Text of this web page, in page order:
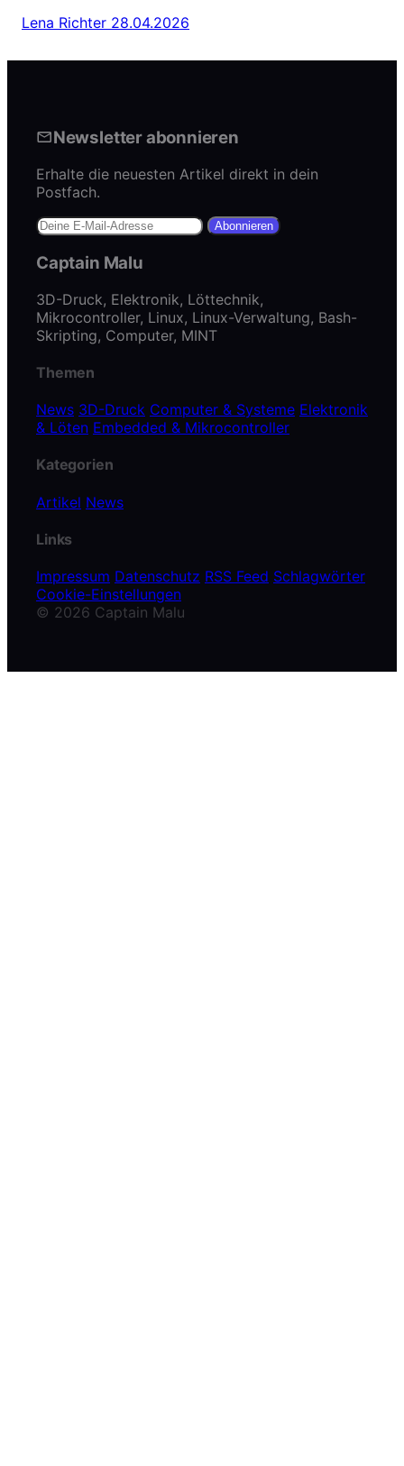
Lena Richter 28.04.2026
Newsletter abonnieren
Erhalte die neuesten Artikel direkt in dein
Postfach.
Abonnieren
Captain Malu
3D-Druck, Elektronik, Löttechnik,
Mikrocontroller, Linux, Linux-Verwaltung, Bash-
Skripting, Computer, MINT
Themen
News 3D-Druck Computer & Systeme Elektronik
& Löten Embedded & Mikrocontroller
Kategorien
Artikel News
Links
Impressum Datenschutz RSS Feed Schlagwörter
Cookie-Einstellungen
© 2026 Captain Malu